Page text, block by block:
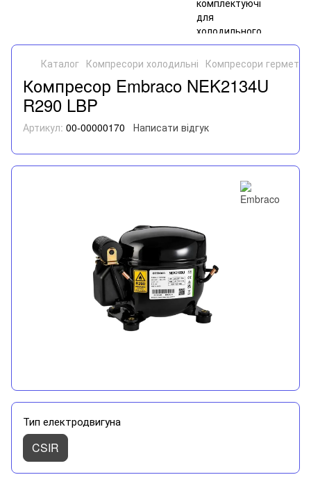
Каталог Компресори холодильні Компресори
Компресор Embraco NEK2134U
R290 LBP
Артикул: 00-00000170 Написати відгук
Тип електродвигуна
CSIR